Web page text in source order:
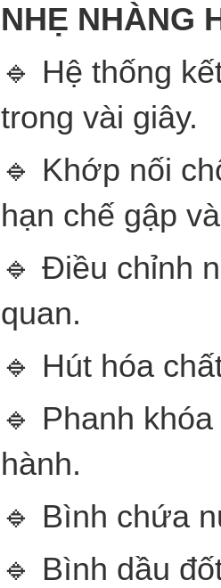
NHẸ NHÀNG
🔹 Hệ thống
trong vài giây.
🔹 Khớp nối
hạn chế gập
🔹 Điều chỉnh
quan.
🔹 Hút hóa
🔹 Phanh
hành.
🔹 Bình chứa
🔹 Bình dầu